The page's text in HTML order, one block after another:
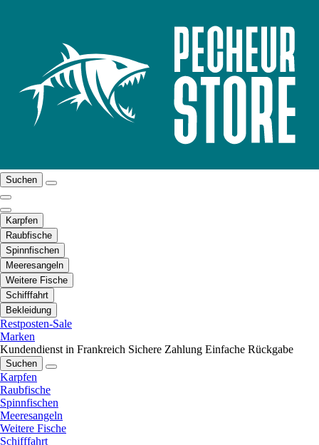
Suchen
Karpfen
Raubfische
Spinnfischen
Meeresangeln
Weitere Fische
Schifffahrt
Bekleidung
Restposten-Sale
Marken
Kundendienst in Frankreich Sichere Zahlung Einfache Rückgabe
Suchen
Karpfen
Raubfische
Spinnfischen
Meeresangeln
Weitere Fische
Schifffahrt